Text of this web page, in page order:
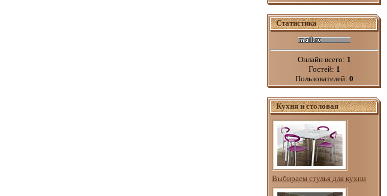
Статистика
Онлайн всего: 1
Гостей: 1
Пользователей: 0
Кухня и столовая
Выбираем стулья для кухни